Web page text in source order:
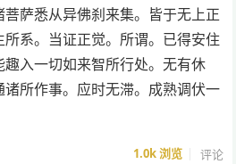
萨悉从异佛刹来集。皆于无上正
系。当证正觉。所谓。已得安住
入一切如来智所行处。无有休
所作事。应时无滞。成熟调伏一
1.0k浏览 评论